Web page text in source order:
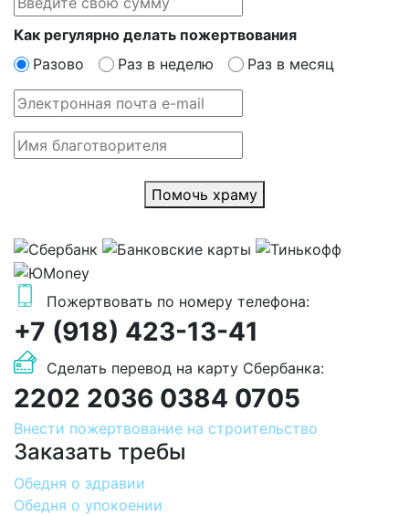
Как регулярно делать пожертвования
Разово
Раз в неделю Раз в месяц
Помочь храму
Пожертвовать по номеру телефона:
+7 (918) 423-13-41
Сделать перевод на карту Сбербанка:
2202 2036 0384 0705
Внести пожертвование на строительство
Заказать требы
Обедня о здравии
Обедня о упокоении